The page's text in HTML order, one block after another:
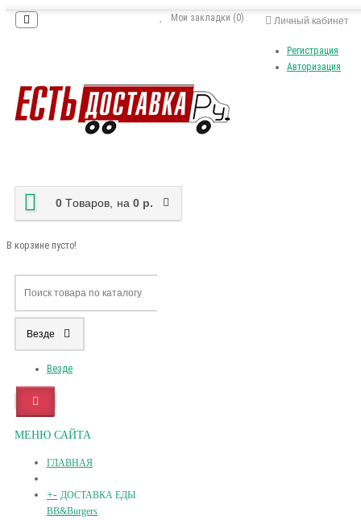
Личный кабинет
Регистрация
Авторизация
Мои закладки (0)
0 Tоваров, на 0 р.
В корзине пусто!
Везде
Везде
МЕНЮ САЙТА
ГЛАВНАЯ
+- ДОСТАВКА ЕДЫ
BB&Burgers